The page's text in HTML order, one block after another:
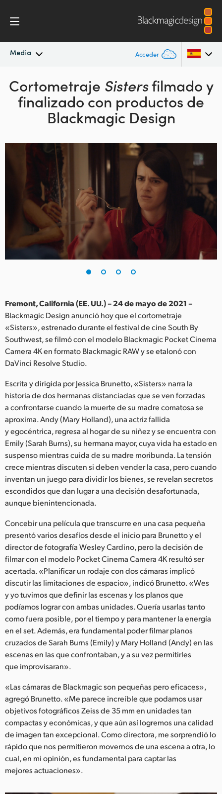
Media Acceder
Novedades
Archivo Australia
Austria
Canada
China
Denmark
Finland
India
Italy
Japan
Korea
Malaysia
Netherlands
New Zealand
Norway
Portugal
Singapore
South Africa
España
Sweden
Chinese Taipei
Turkey
Ukraine
United Kingdom
United States
Cortometraje Sistersfilmado y
finalizado con productos de
Blackmagic Design
Fremont, California (EE. UU.) – 24 de mayo de 2021 –
Blackmagic Design anunció hoy que el cortometraje
«Sisters», estrenado durante el festival de cine South By
Southwest, se filmó con el modelo Blackmagic Pocket Cinema
Camera 4K en formato Blackmagic RAW y se etalonó con
DaVinci Resolve Studio.
Escrita y dirigida por Jessica Brunetto, «Sisters» narra la
historia de dos hermanas distanciadas que se ven forzadas
a confrontarse cuando la muerte de su madre comatosa se
aproxima. Andy (Mary Holland), una actriz fallida
y egocéntrica, regresa al hogar de su niñez y se encuentra con
Emily (Sarah Burns), su hermana mayor, cuya vida ha estado en
suspenso mientras cuida de su madre moribunda. La tensión
crece mientras discuten si deben vender la casa, pero cuando
inventan un juego para dividir los bienes, se revelan secretos
escondidos que dan lugar a una decisión desafortunada,
aunque bienintencionada.
Concebir una película que transcurre en una casa pequeña
presentó varios desafíos desde el inicio para Brunetto y el
director de fotografía Wesley Cardino, pero la decisión de
filmar con el modelo Pocket Cinema Camera 4K resultó ser
acertada. «Planificar un rodaje con dos cámaras implicó
discutir las limitaciones de espacio», indicó Brunetto. «Wes
y yo tuvimos que definir las escenas y los planos que
podíamos lograr con ambas unidades. Quería usarlas tanto
como fuera posible, por el tiempo y para mantener la energía
en el set. Además, era fundamental poder filmar planos
cruzados de Sarah Burns (Emily) y Mary Holland (Andy) en las
escenas en las que confrontaban, y a su vez permitirles
que improvisaran».
«Las cámaras de Blackmagic son pequeñas pero eficaces»,
agregó Brunetto. «Me parece increíble que podamos usar
objetivos fotográficos Zeiss de 35 mm en unidades tan
compactas y económicas, y que aún así logremos una calidad
de imagen tan excepcional. Como directora, me sorprendió lo
rápido que nos permitieron movernos de una escena a otra, lo
cual, en mi opinión, es fundamental para captar las
mejores actuaciones».